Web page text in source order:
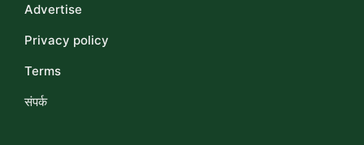
Advertise
Privacy policy
Terms
संपर्क